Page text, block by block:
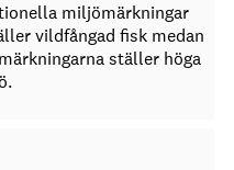
miljömärkningar
vildfångad fisk medan
ställer höga